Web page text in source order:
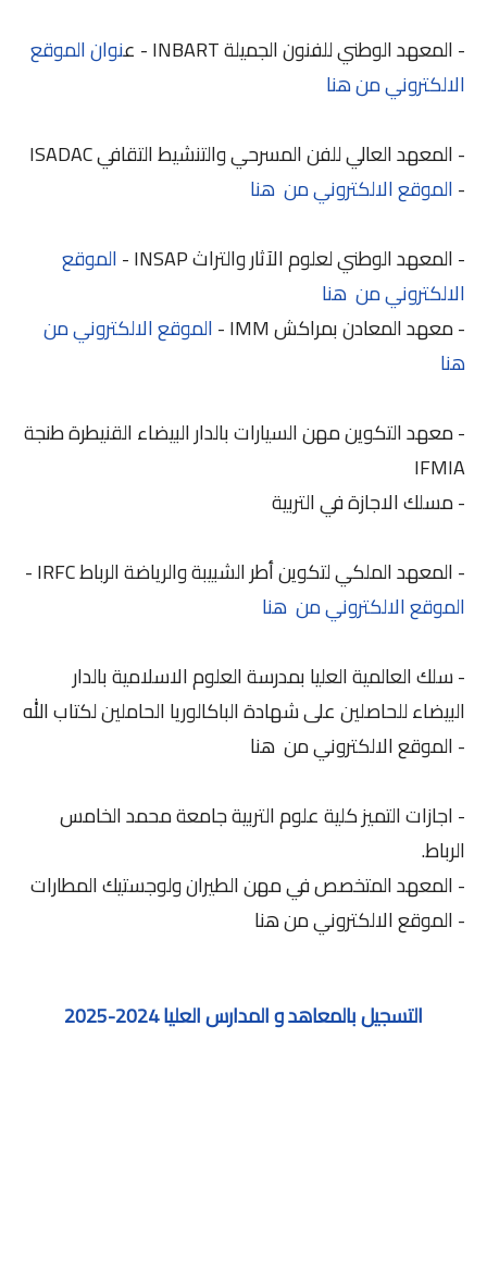
- المعهد الوطني للفنون الجميلة INBART - ع
نوان الموقع
الالكتروني من هنا
- المعهد العالي للفن المسرحي والتنشيط التقافي ISADAC
-الموقع الالكتروني من هنا
- المعهد الوطني لعلوم الآثار والتراث INSAP -
الموقع
الالكتروني من هنا
- معهد المعادن بمراكش IMM -
الموقع الالكتروني من
هنا
- معهد التكوين مهن السيارات بالدار البيضاء القنيطرة طنجة
IFMIA
- مسلك الاجازة في التربية
- المعهد الملكي لتكوين أطر الشبيبة والرياضة الرباط IRFC -
الموقع الالكتروني من هنا
- سلك العالمية العليا بمدرسة العلوم الاسلامية بالدار
البيضاء للحاصلين على شهادة الباكالوريا الحاملين لكتاب الله
- الموقع الالكتروني من هنا
- اجازات التميز كلية علوم التربية جامعة محمد الخامس
الرباط.
- المعهد المتخصص في مهن الطيران ولوجستيك المطارات
- الموقع الالكتروني من هنا
التسجيل بالمعاهد و المدارس العليا 2024-2025